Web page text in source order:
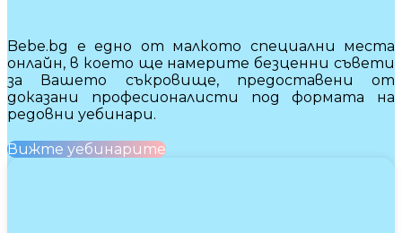
Bebe.bg е едно от малкото специални места
онлайн, в което ще намерите безценни съвети
за Вашето съкровище, предоставени от
доказани професионалисти под формата на
редовни уебинари.
Вижте уебинарите